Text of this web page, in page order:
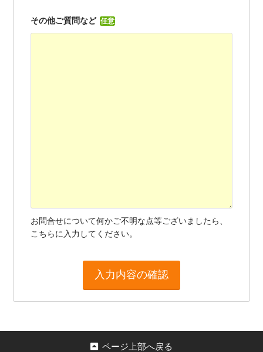
その他ご質問など 任意
お問合せについて何かご不明な点等ございましたら、
こちらに入力してください。
ページ上部へ戻る